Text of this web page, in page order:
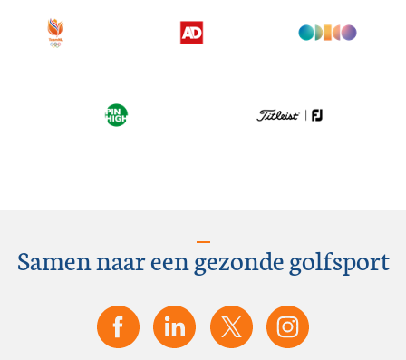
Samen naar een gezonde golfsport